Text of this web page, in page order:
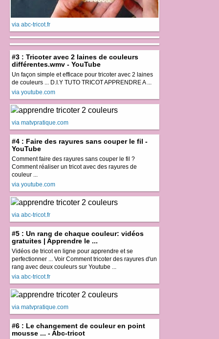
via abc-tricot.fr
#3 : Tricoter avec 2 laines de couleurs
différentes.wmv - YouTube
Un façon simple et efficace pour tricoter avec 2 laines
de couleurs ... D.I.Y TUTO TRICOT APPRENDRE A ...
via youtube.com
via matvpratique.com
#4 : Faire des rayures sans couper le fil -
YouTube
Comment faire des rayures sans couper le fil ?
Comment réaliser un tricot avec des rayures de
couleur ...
via youtube.com
via abc-tricot.fr
#5 : Un rang de chaque couleur: vidéos
gratuites | Apprendre le ...
Vidéos de tricot en ligne pour apprendre et se
perfectionner ... Voir Comment tricoter des rayures d'un
rang avec deux couleurs sur Youtube ...
via abc-tricot.fr
via matvpratique.com
#6 : Le changement de couleur en point
mousse ... - Abc-tricot